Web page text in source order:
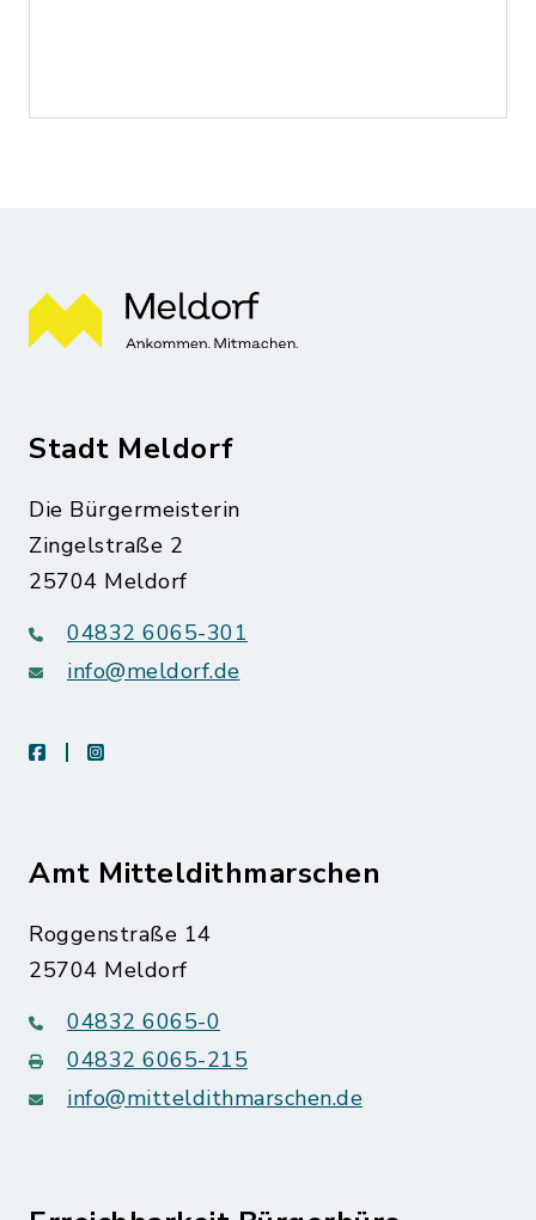
Stadt Meldorf
Die Bürgermeisterin
Zingelstraße 2
25704 Meldorf
04832 6065-301
info@meldorf.de
facebookinstagram
Amt Mitteldithmarschen
Roggenstraße 14
25704 Meldorf
04832 6065-0
04832 6065-215
info@mitteldithmarschen.de